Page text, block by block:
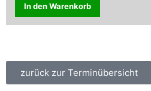
In den Warenkorb
zurück zur Terminübersicht